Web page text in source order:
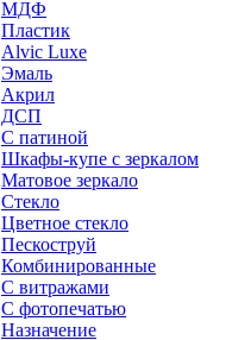
МДФ
Пластик
Alvic Luxe
Эмаль
Акрил
ДСП
С патиной
Шкафы-купе с зеркалом
Матовое зеркало
Стекло
Цветное стекло
Пескоструй
Комбинированные
С витражами
С фотопечатью
Назначение